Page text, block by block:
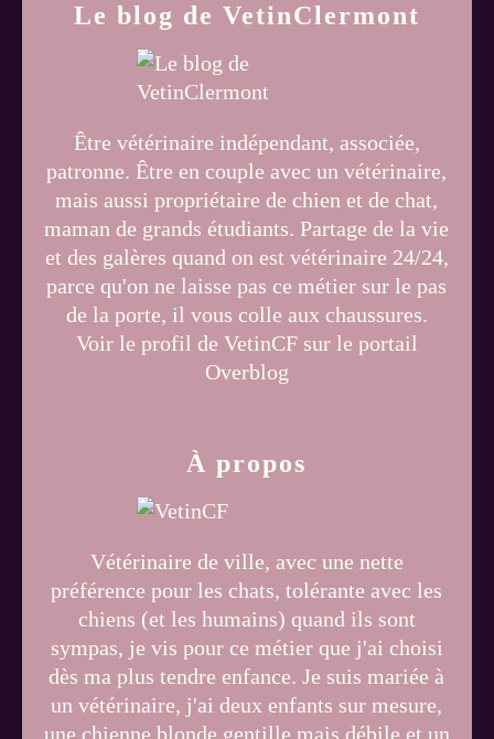
Le blog de VetinClermont
Être vétérinaire indépendant, associée,
patronne. Être en couple avec un vétérinaire,
mais aussi propriétaire de chien et de chat,
maman de grands étudiants. Partage de la vie
et des galères quand on est vétérinaire 24/24,
parce qu'on ne laisse pas ce métier sur le pas
de la porte, il vous colle aux chaussures.
Voir le profil de VetinCF sur le portail
Overblog
À propos
Vétérinaire de ville, avec une nette
préférence pour les chats, tolérante avec les
chiens (et les humains) quand ils sont
sympas, je vis pour ce métier que j'ai choisi
dès ma plus tendre enfance. Je suis mariée à
un vétérinaire, j'ai deux enfants sur mesure,
une chienne blonde gentille mais débile et un